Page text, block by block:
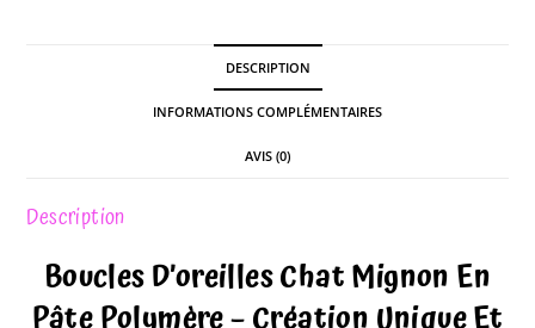
DESCRIPTION
INFORMATIONS COMPLÉMENTAIRES
AVIS (0)
Description
Boucles D’oreilles Chat Mignon En